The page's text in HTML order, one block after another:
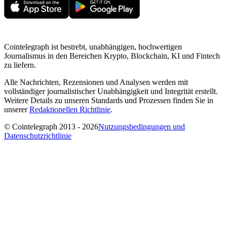
Cointelegraph ist bestrebt, unabhängigen, hochwertigen
Journalismus in den Bereichen Krypto, Blockchain, KI und Fintech
zu liefern.
Alle Nachrichten, Rezensionen und Analysen werden mit
vollständiger journalistischer Unabhängigkeit und Integrität erstellt.
Weitere Details zu unseren Standards und Prozessen finden Sie in
unsererRedaktionellen Richtlinie.
© Cointelegraph 2013 - 2026Nutzungsbedingungen und
Datenschutzrichtlinie